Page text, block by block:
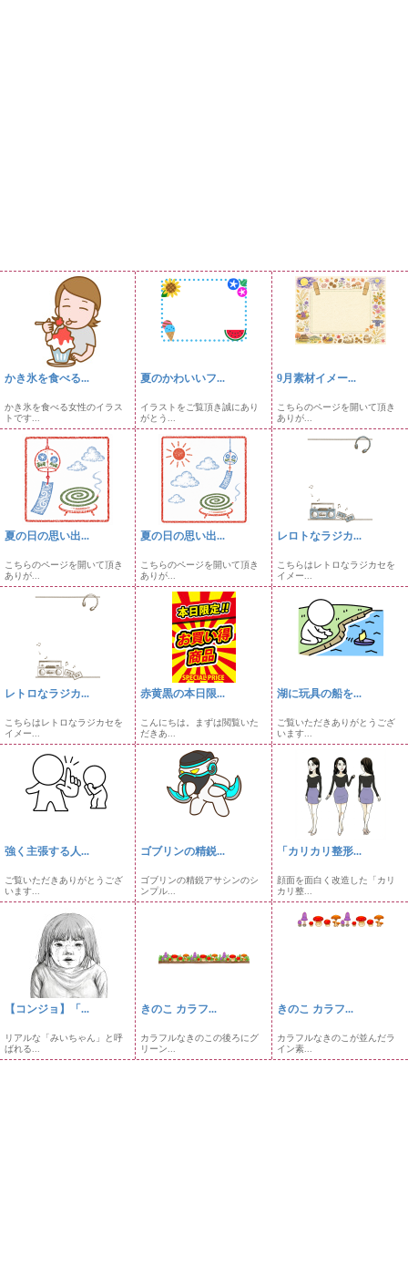
かき氷を食べる...
かき氷を食べる女性のイラス
トです...
夏のかわいいフ...
イラストをご覧頂き誠にあり
がとう...
9月素材イメー...
こちらのページを開いて頂き
ありが...
夏の日の思い出...
こちらのページを開いて頂き
ありが...
夏の日の思い出...
こちらのページを開いて頂き
ありが...
レロトなラジカ...
こちらはレトロなラジカセを
イメー...
レトロなラジカ...
こちらはレトロなラジカセを
イメー...
赤黄黒の本日限...
こんにちは。まずは閲覧いた
だきあ...
湖に玩具の船を...
ご覧いただきありがとうござ
います...
強く主張する人...
ご覧いただきありがとうござ
います...
ゴブリンの精鋭...
ゴブリンの精鋭アサシンのシ
ンプル...
「カリカリ整形...
顔面を面白く改造した「カリ
カリ整...
【コンジョ】「...
リアルな「みいちゃん」と呼
ばれる...
きのこ カラフ...
カラフルなきのこの後ろにグ
リーン...
きのこ カラフ...
カラフルなきのこが並んだラ
イン素...